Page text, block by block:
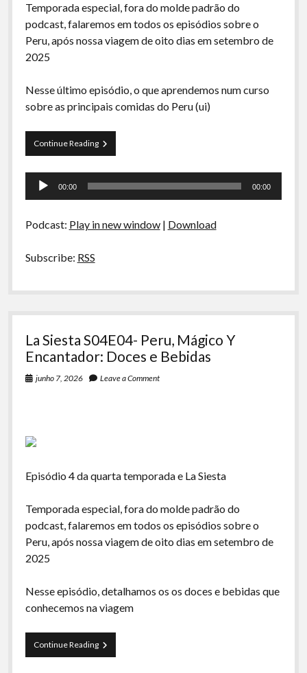
Temporada especial, fora do molde padrão do
podcast, falaremos em todos os episódios sobre o
Peru, após nossa viagem de oito dias em setembro de
2025
Nesse último episódio, o que aprendemos num curso
sobre as principais comidas do Peru (ui)
Continue ReadingLa
Siesta
Mágico
Causa,
Tocador
00:00 00:00
Podcast: Play in new window| Download
Subscribe: RSS
La Siesta S04E04- Peru, Mágico Y
Encantador: Doces e Bebidas
junho 7, 2026 Leave a Comment
Episódio 4 da quarta temporada e La Siesta
Temporada especial, fora do molde padrão do
podcast, falaremos em todos os episódios sobre o
Peru, após nossa viagem de oito dias em setembro de
2025
Nesse episódio, detalhamos os os doces e bebidas que
conhecemos na viagem
Continue ReadingLa
Siesta